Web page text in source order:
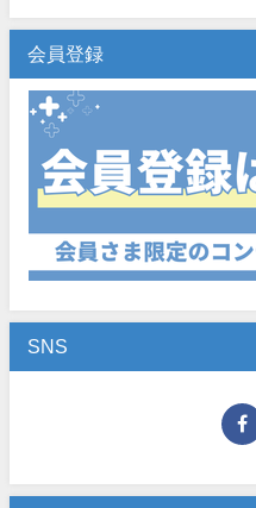
会員登録
SNS